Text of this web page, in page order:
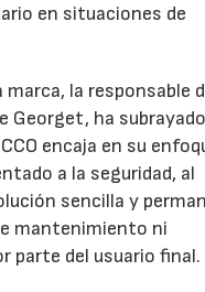
en situaciones de
marca, la responsable
Georget, ha
encaja en su
a la seguridad, al
sencilla y
mantenimiento ni
parte del usuario final.